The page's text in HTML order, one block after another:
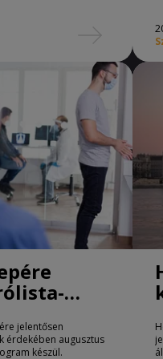
jelentősen
érdekében augusztus
készül.